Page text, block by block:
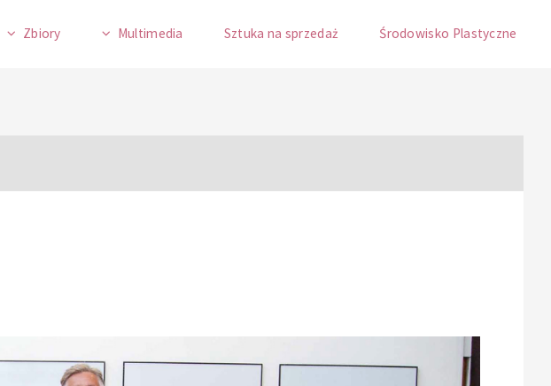
Zbiory Multimedia Sztuka na sprzedaż Środowisko Plastyczne